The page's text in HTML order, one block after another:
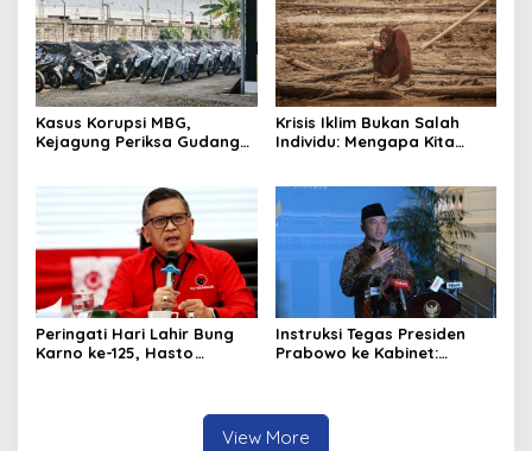
Kasus Korupsi MBG,
Kejagung Periksa Gudang
Krisis Iklim Bukan Salah
Individu: Mengapa Kita
Pribadi”?
Peringati Hari Lahir Bung
Karno ke-125, Hasto
Instruksi Tegas Presiden
Prabowo ke Kabinet:
View More